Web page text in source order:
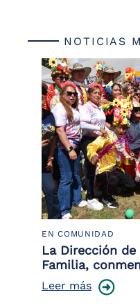
NOTICIAS
EN COMUNIDAD
La Dirección
Familia,
Leer más